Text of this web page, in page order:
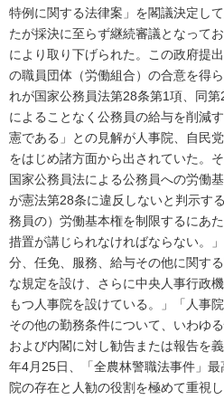
特例に関する法律案」を閣議決定し
たが採決に至らず継続審議となって
により取り下げられた。この政府提
の職員団体（労働組合）の合意を得
れが国家公務員法第28条第1項、同
によることなく公務員の給与を削減
憲である」との見解が人事院、自民
をはじめ諸方面から出されていた。
国家公務員法による公務員への労働
が憲法第28条に違反しないと判示す
務員の）労働基本権を制限するにあ
措置が講じられなければならない。
分、任免、服務、給与その他に関す
な規定を設け、さらに中央人事行政
もつ人事院を設けている。」「人事
その他の勤務条件について、いわゆ
および内閣に対し勧告または報告を
年4月25日、「全農林警職法事件」
院の存在と人勧の役割を極めて重視